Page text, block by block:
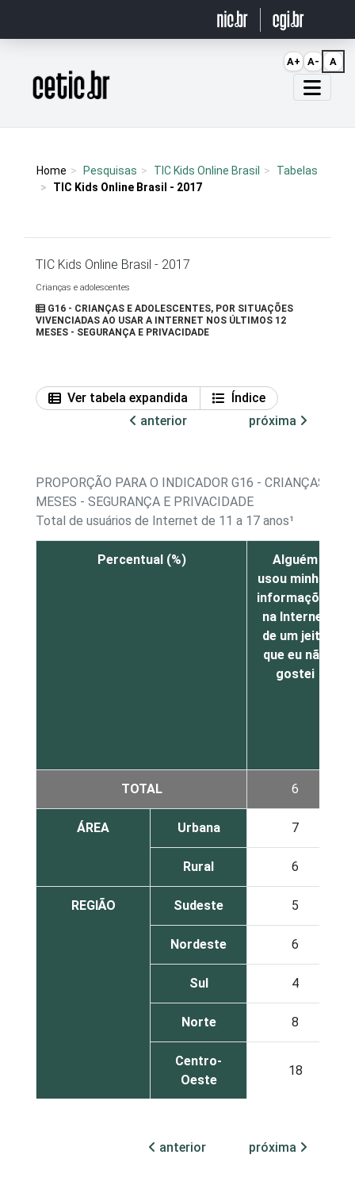
Página inicial
Home Pesquisas TIC Kids Online Brasil
Tabelas
TIC Kids Online Brasil - 2017
TIC Kids Online Brasil - 2017
Crianças e adolescentes
G16 - CRIANÇAS E ADOLESCENTES, POR SITUAÇÕES
VIVENCIADAS AO USAR A INTERNET NOS ÚLTIMOS 12
MESES - SEGURANÇA E PRIVACIDADE
Ver tabela expandida
Índice
anterior
próxima
PROPORÇÃO PARA O INDICADOR G16 - CRIANÇAS E
MESES - SEGURANÇA E PRIVACIDADE
Total de usuários de Internet de 11 a 17 anos¹
Percentual (%)
Alguém
usou minhas
informações
na Internet
de um jeito
que eu não
gostei
TOTAL 6
ÁREA Urbana 7
Rural 6
REGIÃO Sudeste 5
Nordeste 6
Sul 4
Norte 8
Centro-
Oeste
18
anterior próxima
A+ A- A